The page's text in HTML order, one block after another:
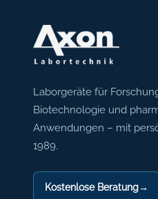
Axon
Laborgeräte für
Biotechnologie und
Anwendungen – mit
1989.
Kostenlose Beratung→